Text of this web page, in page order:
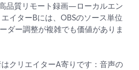
品質リモート録画—ローカルエン
イターBには、OBSのソース単位
ダー調整が複雑でも価値がありま
クリエイターA寄りです：音声の